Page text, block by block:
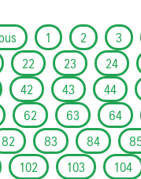
1 2 3
22 23 24
42 43 44
62 63 64
82 83 84
102 103 104